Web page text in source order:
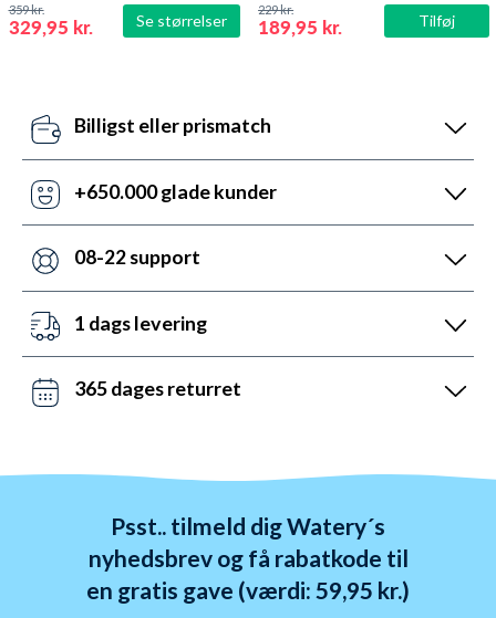
Se størrelser
329,95 kr.
359 kr.
Tilføj
189,95 kr.
229 kr.
Billigst eller prismatch
Vores pris-robotter opdaterer dagligt alle vores
priser ift. konkurrenterne. Misser de, så udnyt vores
+650.000 glade kunder
Med +6 år i markedet, så har vi hjulpet flere end
nogen andre med udstyr til vandsport. Heldigvis kan
08-22 support
Vi er sat i verden for at hjælpe. Derfor er vores
kundeservice åben mandag til fredag fra 08 til 22.
1 dags levering
Det kan du opnå ved bestilling før kl. 22:00 alle ugens
dage - også i weekenden. Vi sender med DAO, Bring
365 dages returret
behandles indenfor 24 timer.
Psst.. tilmeld dig Watery´s
nyhedsbrev og få rabatkode til
en gratis gave (værdi: 59,95 kr.)